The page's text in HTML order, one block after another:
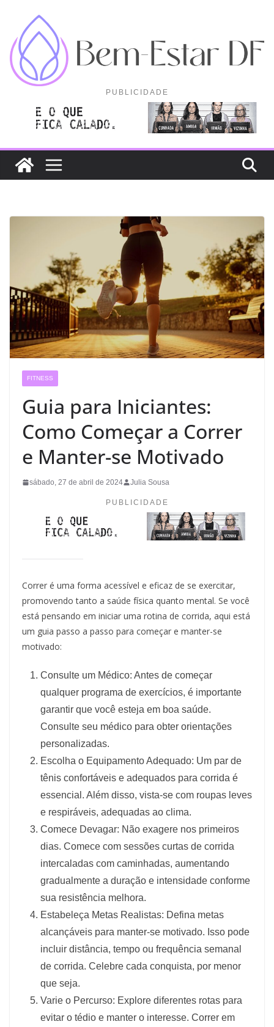
conteúdo
PUBLICIDADE
FITNESS
Guia para Iniciantes:
Como Começar a Correr
e Manter-se Motivado
sábado, 27 de abril de 2024 Julia Sousa
PUBLICIDADE
Correr é uma forma acessível e eficaz de se exercitar,
promovendo tanto a saúde física quanto mental. Se você
está pensando em iniciar uma rotina de corrida, aqui está
um guia passo a passo para começar e manter-se
motivado:
Consulte um Médico: Antes de começar
qualquer programa de exercícios, é importante
garantir que você esteja em boa saúde.
Consulte seu médico para obter orientações
personalizadas.
Escolha o Equipamento Adequado: Um par de
tênis confortáveis e adequados para corrida é
essencial. Além disso, vista-se com roupas leves
e respiráveis, adequadas ao clima.
Comece Devagar: Não exagere nos primeiros
dias. Comece com sessões curtas de corrida
intercaladas com caminhadas, aumentando
gradualmente a duração e intensidade conforme
sua resistência melhora.
Estabeleça Metas Realistas: Defina metas
alcançáveis ​​para manter-se motivado. Isso pode
incluir distância, tempo ou frequência semanal
de corrida. Celebre cada conquista, por menor
que seja.
Varie o Percurso: Explore diferentes rotas para
evitar o tédio e manter o interesse. Correr em